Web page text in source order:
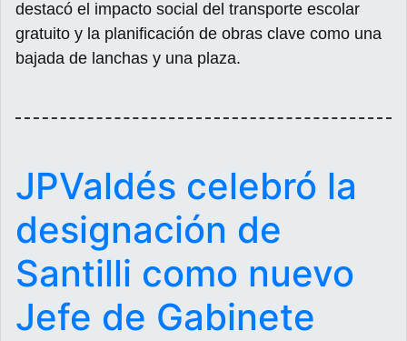
destacó el impacto social del transporte escolar
gratuito y la planificación de obras clave como una
bajada de lanchas y una plaza.
JPValdés celebró la
designación de
Santilli como nuevo
Jefe de Gabinete